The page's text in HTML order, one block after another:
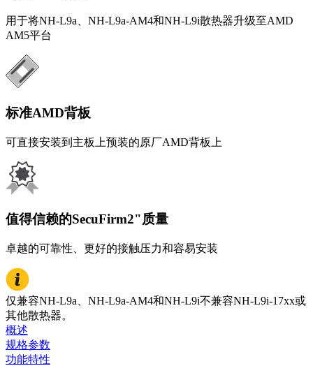
用于将NH-L9a、NH-L9a-AM4和NH-L9i散热器升级至AMD
AM5平台
标准AMD背板
可直接安装到主板上预装的原厂AMD背板上
值得信赖的SecuFirm2"质量
卓越的可靠性、更好的接触压力和容易安装
仅兼容NH-L9a、NH-L9a-AM4和NH-L9i不兼容NH-L9i-17xx或
其他散热器。
概述
规格参数
功能特性